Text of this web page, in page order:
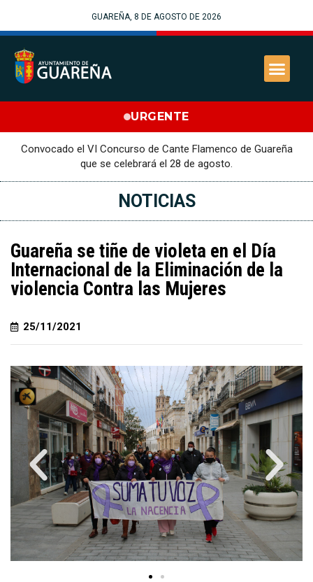
GUAREÑA, 8 DE AGOSTO DE 2026
URGENTE
Convocado el VI Concurso de Cante Flamenco de Guareña
que se celebrará el 28 de agosto.
NOTICIAS
Guareña se tiñe de violeta en el Día
Internacional de la Eliminación de la
violencia Contra las Mujeres
25/11/2021